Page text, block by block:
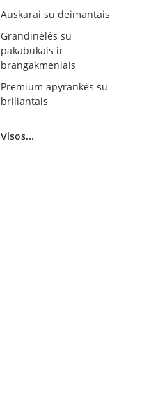
Auskarai su deimantais
Grandinėlės su
pakabukais ir
brangakmeniais
Premium apyrankės su
briliantais
Visos...